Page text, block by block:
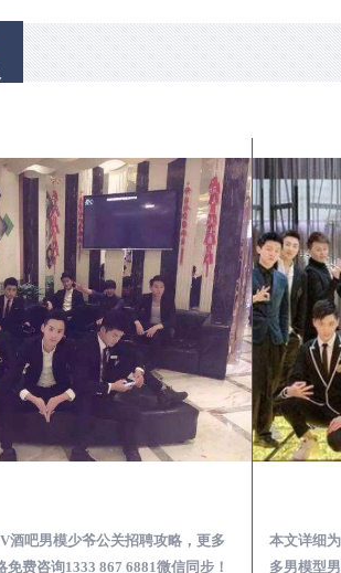
酒吧男模少爷公关招聘攻略，更多
费咨询1333 867 6881微信同步！
本文详细
多男模型